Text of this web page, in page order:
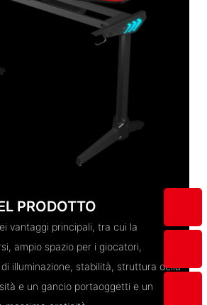
PRODOTTO
vantaggi principali, tra cui la
ampio spazio per i giocatori,
illuminazione, stabilità, struttura della
e un gancio portaoggetti e un